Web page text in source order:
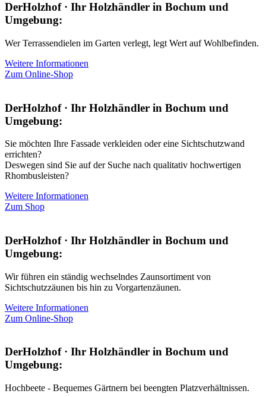
DerHolzhof · Ihr Holzhändler in Bochum und
Umgebung:
Wer Terrassendielen im Garten verlegt, legt Wert auf Wohlbefinden.
Weitere Informationen
Zum Online-Shop
DerHolzhof · Ihr Holzhändler in Bochum und
Umgebung:
Sie möchten Ihre Fassade verkleiden oder eine Sichtschutzwand
errichten?
Deswegen sind Sie auf der Suche nach qualitativ hochwertigen
Rhombusleisten?
Weitere Informationen
Zum Shop
DerHolzhof · Ihr Holzhändler in Bochum und
Umgebung:
Wir führen ein ständig wechselndes Zaunsortiment von
Sichtschutzzäunen bis hin zu Vorgartenzäunen.
Weitere Informationen
Zum Online-Shop
DerHolzhof · Ihr Holzhändler in Bochum und
Umgebung:
Hochbeete - Bequemes Gärtnern bei beengten Platzverhältnissen.